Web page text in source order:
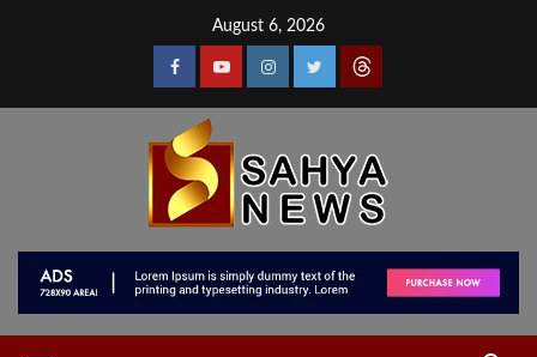
August 6, 2026